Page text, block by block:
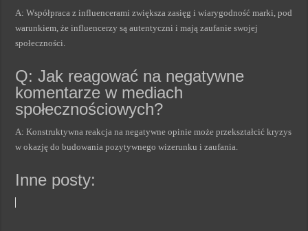
A: Współpraca z influencerami zwiększa zasięg i wiarygodność marki, pod
warunkiem, że influencerzy są autentyczni i mają zaufanie swojej
społeczności.
Q: Jak reagować na negatywne
komentarze w mediach
społecznościowych?
A: Konstruktywna reakcja na negatywne opinie może przekształcić kryzys
w okazję do budowania pozytywnego wizerunku i zaufania.
Inne posty: